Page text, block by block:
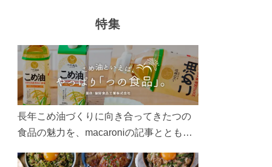
特集
長年こめ油づくりに向き合ってきたつの
食品の魅力を、macaroniの記事とともに
ん、製造現場や品質へのこだわりまで。